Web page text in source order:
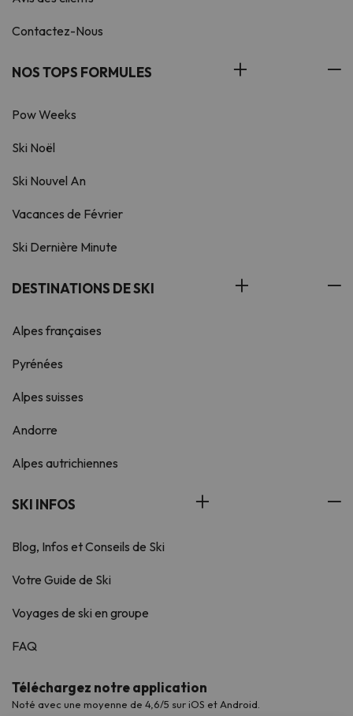
Contactez-Nous
NOS TOPS FORMULES
Pow Weeks
Ski Noël
Ski Nouvel An
Vacances de Février
Ski Dernière Minute
DESTINATIONS DE SKI
Alpes françaises
Pyrénées
Alpes suisses
Andorre
Alpes autrichiennes
SKI INFOS
Blog, Infos et Conseils de Ski
Votre Guide de Ski
Voyages de ski en groupe
FAQ
Téléchargez notre application
Noté avec une moyenne de 4,6/5 sur iOS et Android.